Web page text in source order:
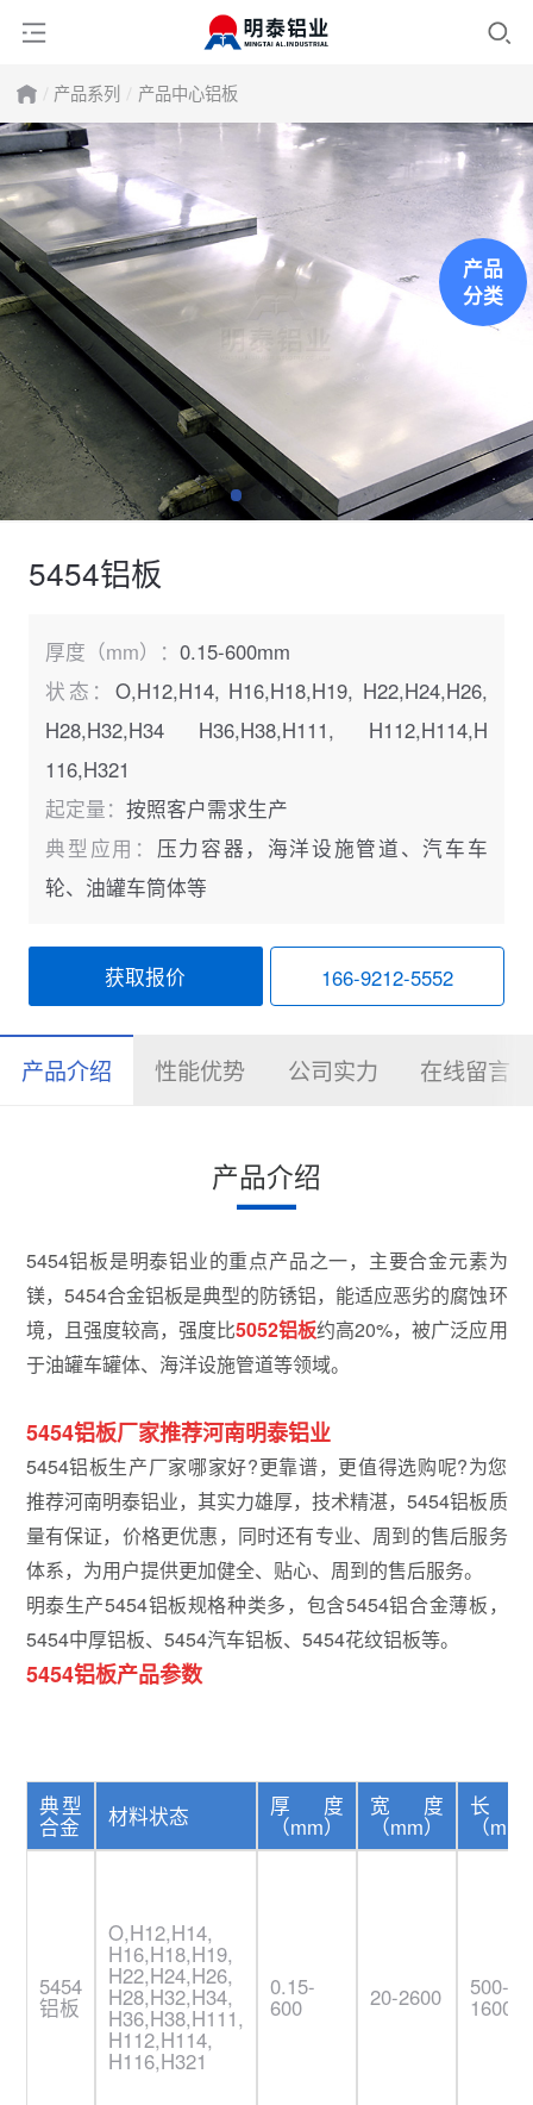
产品系列 产品中心铝板
产品
分类
5454铝板
厚度（mm）：0.15-600mm
状态： O,H12,H14, H16,H18,H19, H22,H24,H26,
H28,H32,H34 H36,H38,H111, H112,H114,H
116,H321
起定量：按照客户需求生产
典型应用： 压力容器，海洋设施管道、汽车车
轮、油罐车筒体等
获取报价 166-9212-5552
产品介绍 性能优势 公司实力 在线留言
产品介绍
5454铝板是明泰铝业的重点产品之一，主要合金元素为
镁，5454合金铝板是典型的防锈铝，能适应恶劣的腐蚀环
境，且强度较高，强度比5052铝板约高20%，被广泛应用
于油罐车罐体、海洋设施管道等领域。
5454铝板厂家推荐河南明泰铝业
5454铝板生产厂家哪家好?更靠谱，更值得选购呢?为您
推荐河南明泰铝业，其实力雄厚，技术精湛，5454铝板质
量有保证，价格更优惠，同时还有专业、周到的售后服务
体系，为用户提供更加健全、贴心、周到的售后服务。
明泰生产5454铝板规格种类多，包含5454铝合金薄板，
5454中厚铝板、5454汽车铝板、5454花纹铝板等。
5454铝板产品参数
典型
合金 材料状态 厚度
（mm）
宽度
（mm）
长
（mm
5454
铝板
O,H12,H14,
H16,H18,H19,
H22,H24,H26,
H28,H32,H34,
H36,H38,H111,
H112,H114,
H116,H321
0.15-
600 20-2600 500-
16000